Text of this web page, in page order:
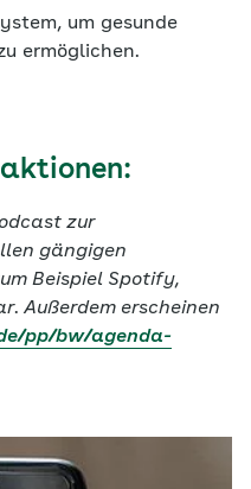
um gesunde
ermöglichen.
zur
gängigen
Beispiel Spotify,
Außerdem erscheinen
pp/bw/agenda-